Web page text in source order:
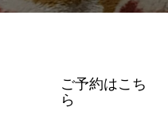
痛
み
な
り
ご予約はこち
ら